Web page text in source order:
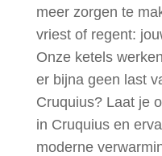
meer zorgen te
vriest of regent:
Onze ketels
er bijna geen last
Cruquius? Laat je
in Cruquius en
moderne